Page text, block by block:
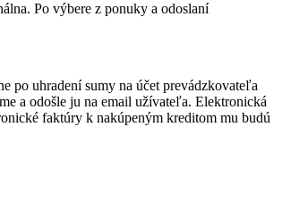
Po výbere z ponuky a odoslaní
po uhradení sumy na účet prevádzkovateľa
a odošle ju na email užívateľa. Elektronická
faktúry k nakúpeným kreditom mu budú